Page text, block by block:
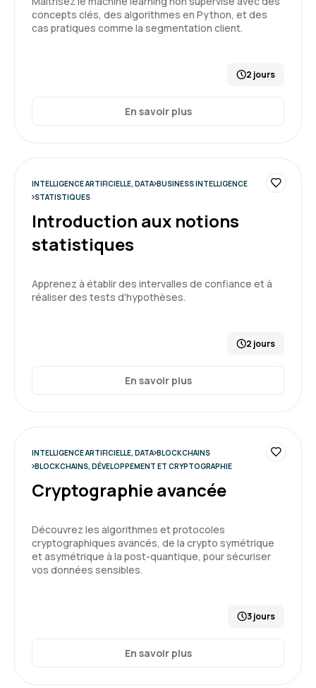
La formation est intéressante et le formateur
Beatrice G. Le 01/04/2026
Merci au formateur qui a su s'adapter au niveau
simplicité qu'il met à expliquer des notions
complexes
Très intéressant , les supports fournis par Marc
Formation : Power BI, expertise
concepts clés, des algorithmes en Python, et des
cas pratiques comme la segmentation client.
2 jours
En savoir plus
INTELLIGENCE ARTIFICIELLE, DATA BUSINESS INTELLIGENCE
STATISTIQUES
Introduction aux notions
statistiques
Apprenez à établir des intervalles de confiance et à
réaliser des tests d'hypothèses.
2 jours
En savoir plus
INTELLIGENCE ARTIFICIELLE, DATA BLOCKCHAINS
BLOCKCHAINS, DÉVELOPPEMENT ET CRYPTOGRAPHIE
Cryptographie avancée
Découvrez les algorithmes et protocoles
cryptographiques avancés, de la crypto symétrique
et asymétrique à la post-quantique, pour sécuriser
vos données sensibles.
3 jours
En savoir plus